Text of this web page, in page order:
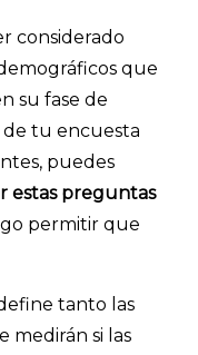
considerado
que
su fase de
de tu encuesta
puedes
estas preguntas
permitir que
tanto las
medirán si las